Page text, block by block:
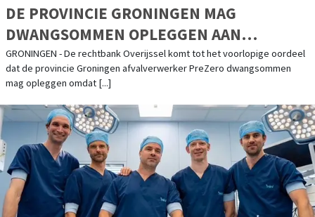
DE PROVINCIE GRONINGEN MAG
DWANGSOMMEN OPLEGGEN AAN
AFVALVERWERKER PREZERO
GRONINGEN - De rechtbank Overijssel komt tot het voorlopige oordeel
dat de provincie Groningen afvalverwerker PreZero dwangsommen
mag opleggen omdat [...]